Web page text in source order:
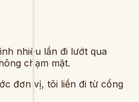
nhiều lần đi lướt qua
chạm mặt.
đơn vị, tôi liền đi từ cổng